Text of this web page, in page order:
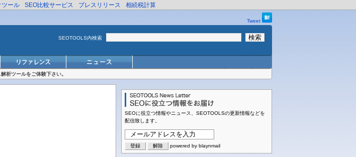
ツール SEO比較サービス プレスリリース 相続税計算
Tweet
SEOTOOLS内検索
析ツールをご体験下さい。
SEOに役立つ情報やニュース、SEOTOOLSの更新情報などを
配信致します。
powered by blaynmail